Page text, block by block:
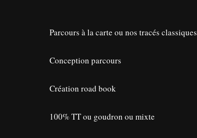
Parcours à la carte ou nos tracés classiques
Conception parcours
Création road book
100% TT ou goudron ou mixte